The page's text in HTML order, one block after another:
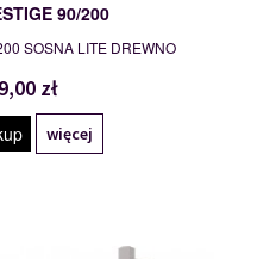
90/200
SOSNA LITE DREWNO
zł
więcej